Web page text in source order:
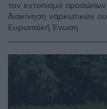
τον εντοπισμό
διακίνηση ναρκωτικών
Ευρωπαϊκή Ένωση